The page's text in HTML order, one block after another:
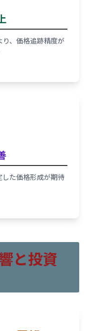
、価格追跡精度が
た価格形成が期待
と投資